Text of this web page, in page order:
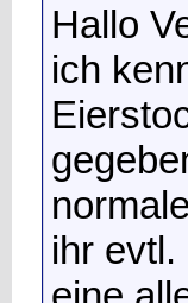
Hallo
ich
ihr